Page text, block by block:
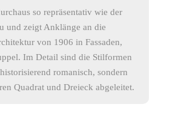
so repräsentativ wie der
und zeigt Anklänge an die
von 1906 in Fassaden,
Im Detail sind die Stilformen
romanisch, sondern
Quadrat und Dreieck abgeleitet.